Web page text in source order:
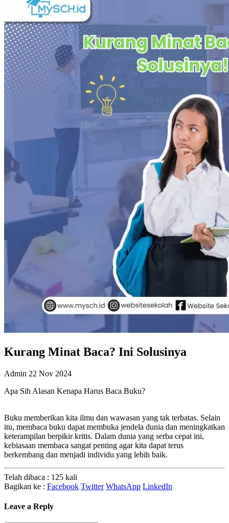
Kurang Minat Baca? Ini Solusinya
Admin 22 Nov 2024
Apa Sih Alasan Kenapa Harus Baca Buku?
Buku memberikan kita ilmu dan wawasan yang tak terbatas. Selain
itu, membaca buku dapat membuka jendela dunia dan meningkatkan
keterampilan berpikir kritis. Dalam dunia yang serba cepat ini,
kebiasaan membaca sangat penting agar kita dapat terus
berkembang dan menjadi individu yang lebih baik.
Telah dibaca : 125 kali
Bagikan ke : Facebook Twitter WhatsApp LinkedIn
Leave a Reply